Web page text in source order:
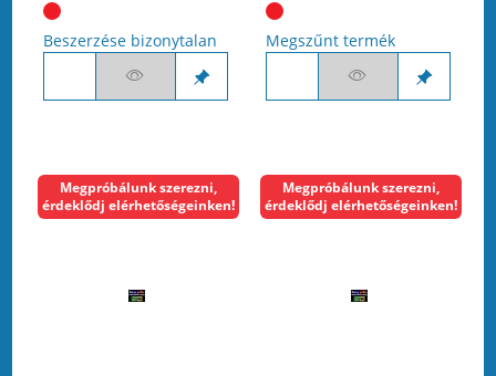
Beszerzése bizonytalan Megszűnt termék
Megpróbálunk szerezni,
érdeklődj elérhetőségeinken!
Megpróbálunk szerezni,
érdeklődj elérhetőségeinken!